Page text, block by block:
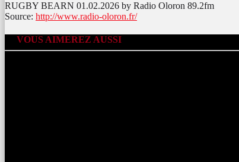
RUGBY BEARN 01.02.2026 by Radio Oloron 89.2fm
Source: http://www.radio-oloron.fr/
VOUS AIMEREZ AUSSI